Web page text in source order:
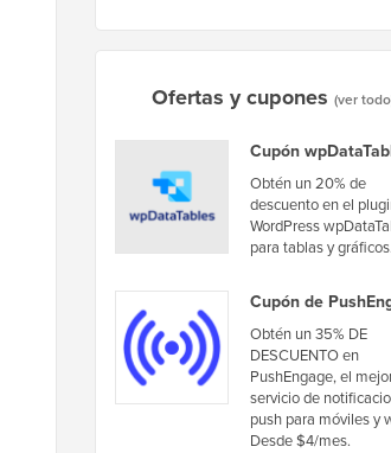
Ofertas y cupones (ver
Cupón
Obtén un 20% de
descuento en el
WordPress
para tablas y gráficos.
Cupón de
Obtén un 35% DE
DESCUENTO en
PushEngage, el
servicio de
push para móviles y
Desde $4/mes.